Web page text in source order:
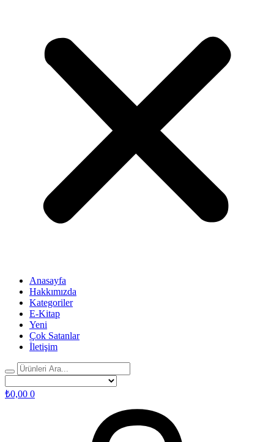
Anasayfa
Hakkımızda
Kategoriler
E-Kitap
Yeni
Çok Satanlar
İletişim
₺0,00 0